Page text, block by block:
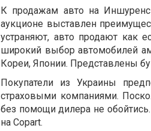
К продажам авто на
аукционе выставлен
устраняют, авто продают как
широкий выбор автомобилей
Кореи, Японии. Представлены
Покупатели из Украины
страховыми компаниями.
без помощи дилера не
на Copart.